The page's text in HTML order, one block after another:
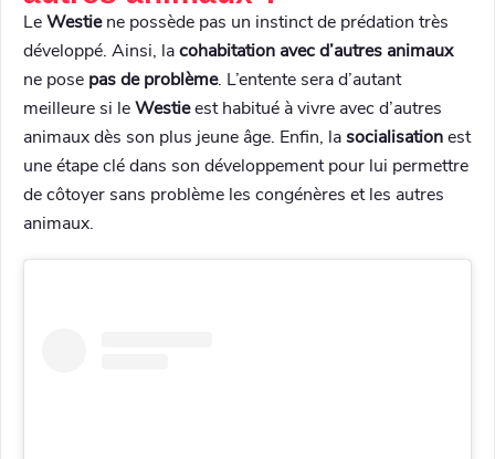
LeWestiene possède pas un instinct de prédation très
développé. Ainsi, lacohabitation avec d’autres animaux
ne pose pas de problème. L’entente sera d’autant
meilleure si leWestieest habitué à vivre avec d’autres
animaux dès son plus jeune âge. Enfin, lasocialisationest
une étape clé dans son développement pour lui permettre
de côtoyer sans problème les congénères et les autres
animaux.